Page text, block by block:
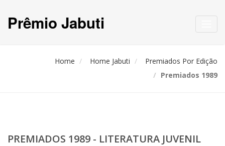
Prêmio Jabuti
Home Home Jabuti
Premiados Por Edição
Premiados 1989
PREMIADOS 1989 - LITERATURA JUVENIL